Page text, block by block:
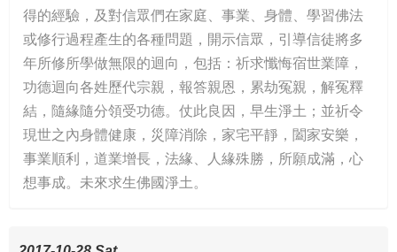
得的經驗，及對信眾們在家庭、事業、身體、學習佛法
或修行過程產生的各種問題，開示信眾，引導信徒將多
年所修所學做無限的迴向，包括：祈求懺悔宿世業障，
功德迴向各姓歷代宗親，報答親恩，累劫冤親，解冤釋
結，隨緣隨分領受功德。仗此良因，早生淨土；並祈令
現世之內身體健康，災障消除，家宅平靜，闔家安樂，
事業順利，道業增長，法緣、人緣殊勝，所願成滿，心
想事成。未來求生佛國淨土。